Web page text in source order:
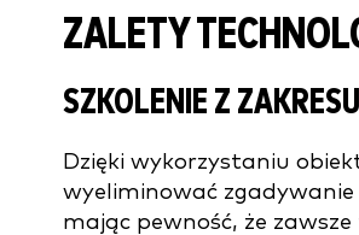
ZALETY
SZKOLENIE Z
Dzięki wykorzystaniu
wyeliminować zgadywanie
mając pewność, że